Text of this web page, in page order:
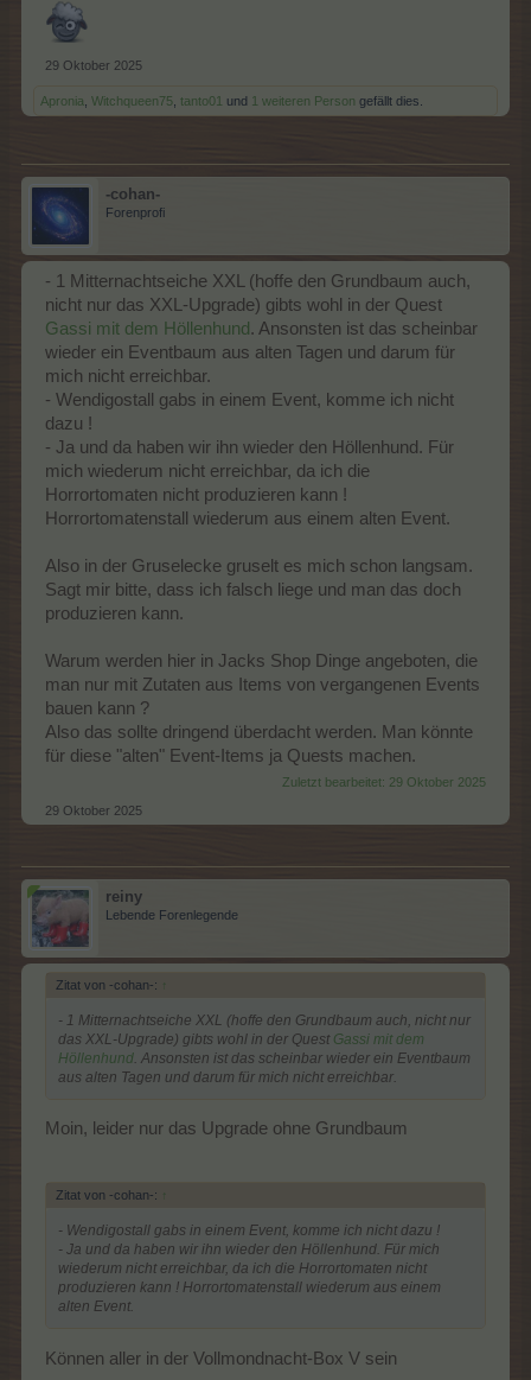
29 Oktober 2025
Apronia Witchqueen75 tanto01 und 1 weiteren Person gefällt dies.
-cohan-
Forenprofi
- 1 Mitternachtseiche XXL (hoffe den Grundbaum auch,
nicht nur das XXL-Upgrade) gibts wohl in der Quest
Gassi mit dem Höllenhund. Ansonsten ist das scheinbar
wieder ein Eventbaum aus alten Tagen und darum für
mich nicht erreichbar.
- Wendigostall gabs in einem Event, komme ich nicht
dazu !
- Ja und da haben wir ihn wieder den Höllenhund. Für
mich wiederum nicht erreichbar, da ich die
Horrortomaten nicht produzieren kann !
Horrortomatenstall wiederum aus einem alten Event.
Also in der Gruselecke gruselt es mich schon langsam.
Sagt mir bitte, dass ich falsch liege und man das doch
produzieren kann.
Warum werden hier in Jacks Shop Dinge angeboten, die
man nur mit Zutaten aus Items von vergangenen Events
bauen kann ?
Also das sollte dringend überdacht werden. Man könnte
für diese "alten" Event-Items ja Quests machen.
Zuletzt bearbeitet: 29 Oktober 2025
29 Oktober 2025
reiny
Lebende Forenlegende
Zitat von -cohan-: ↑
- 1 Mitternachtseiche XXL (hoffe den Grundbaum auch, nicht nur
das XXL-Upgrade) gibts wohl in der Quest Gassi mit dem
Höllenhund . Ansonsten ist das scheinbar wieder ein Eventbaum
aus alten Tagen und darum für mich nicht erreichbar.
Moin, leider nur das Upgrade ohne Grundbaum
Zitat von -cohan-: ↑
- Wendigostall gabs in einem Event, komme ich nicht dazu !
- Ja und da haben wir ihn wieder den Höllenhund. Für mich
wiederum nicht erreichbar, da ich die Horrortomaten nicht
produzieren kann ! Horrortomatenstall wiederum aus einem
alten Event.
Können aller in der Vollmondnacht-Box V sein